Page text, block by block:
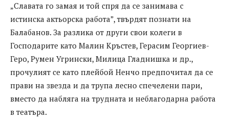
„Славата го замая и той спря да се занимава с
истинска актьорска работа”, твърдят познати на
Балабанов. За разлика от други свои колеги в
Господарите като Малин Кръстев, Герасим Георгиев-
Геро, Румен Угрински, Милица Гладнишка и др.,
прочулият се като плейбой Ненчо предпочитал да се
прави на звезда и да трупа лесно спечелени пари,
вместо да набляга на трудната и неблагодарна работа
в театъра.